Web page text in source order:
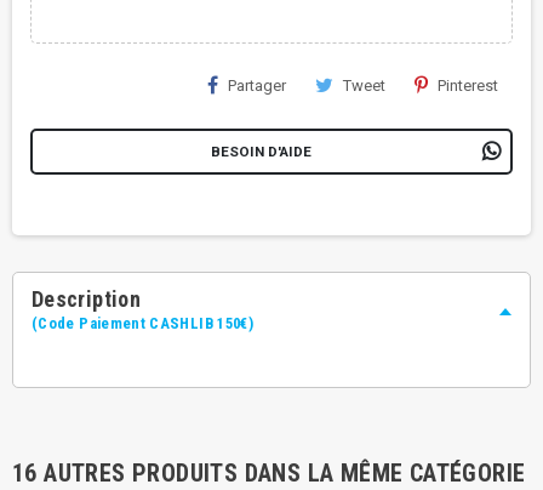
Partager Tweet Pinterest
BESOIN D'AIDE
Description
(Code Paiement CASHLIB 150€)
16 AUTRES PRODUITS DANS LA MÊME CATÉGORIE